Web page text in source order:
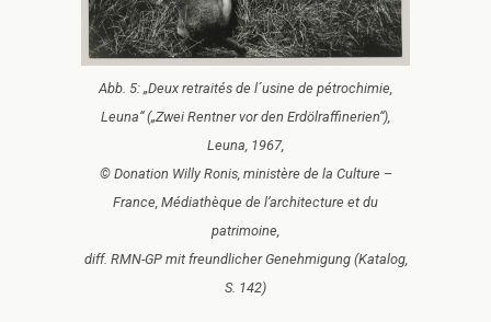
Abb. 5: „Deux retraités de l´usine de pétrochimie,
Leuna“ („Zwei Rentner vor den Erdölraffinerien“),
Leuna, 1967,
© Donation Willy Ronis, ministère de la Culture –
France, Médiathèque de l’architecture et du
patrimoine,
diff. RMN-GP mit freundlicher Genehmigung (Katalog,
S. 142)